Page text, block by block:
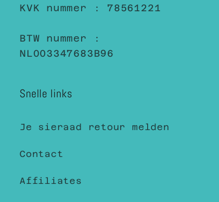
KVK nummer : 78561221
BTW nummer :
NL003347683B96
Snelle links
Je sieraad retour melden
Contact
Affiliates